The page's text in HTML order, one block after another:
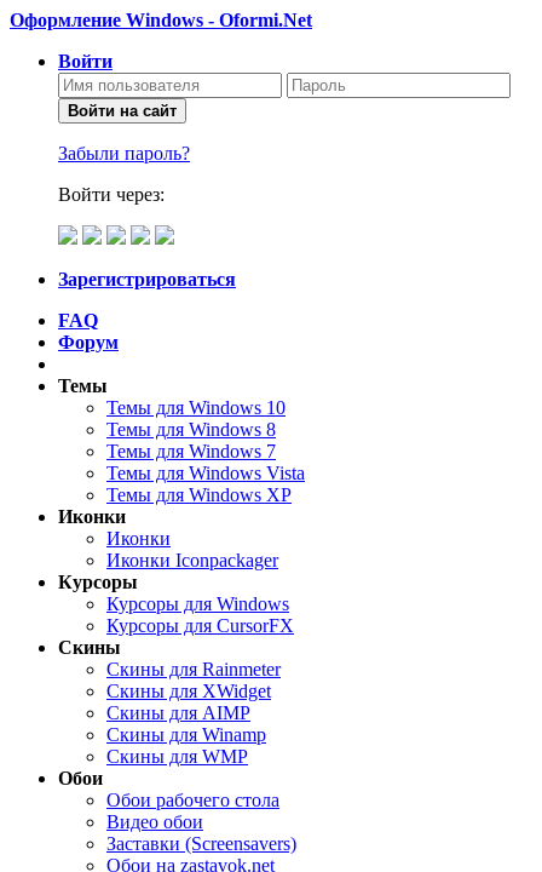
Оформление Windows - Oformi.Net
Войти
Войти на сайт
Забыли пароль?
Войти через:
Зарегистрироваться
FAQ
Форум
Темы
Темы для Windows 10
Темы для Windows 8
Темы для Windows 7
Темы для Windows Vista
Темы для Windows XP
Иконки
Иконки
Иконки Iconpackager
Курсоры
Курсоры для Windows
Курсоры для CursorFX
Скины
Скины для Rainmeter
Скины для XWidget
Скины для AIMP
Скины для Winamp
Скины для WMP
Обои
Обои рабочего стола
Видео обои
Заставки (Screensavers)
Обои на zastavok.net